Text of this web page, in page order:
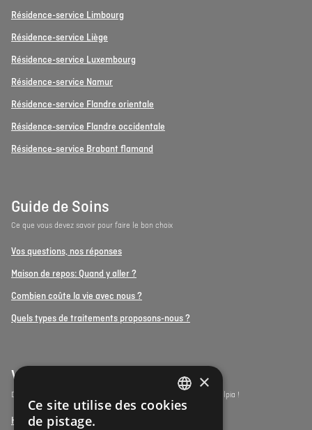
Résidence-service Limbourg
Résidence-service Liège
Résidence-service Luxembourg
Résidence-service Namur
Résidence-service Flandre orientale
Résidence-service Flandre occidentale
Résidence-service Brabant flamand
Guide de Soins
Ce que vous devez savoir pour faire le bon choix
Vos questions, nos réponses
Maison de repos: Quand y aller ?
Combien coûte la vie avec nous ?
Quels types de traitements proposons-nous ?
Vulpia Premium Living
Découvrez les résidences-services du segment premium de Vulpia !
Henri Jaspar, Kraainem
DUTCH
×
Ce site utilise des cookies
de pistage.